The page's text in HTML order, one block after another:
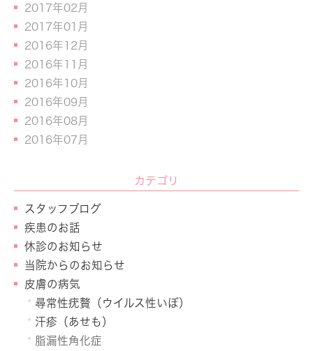
2017年02月
2017年01月
2016年12月
2016年11月
2016年10月
2016年09月
2016年08月
2016年07月
カテゴリ
スタッフブログ
疾患のお話
休診のお知らせ
当院からのお知らせ
皮膚の病気
尋常性疣贅（ウイルス性いぼ）
汗疹（あせも）
脂漏性角化症